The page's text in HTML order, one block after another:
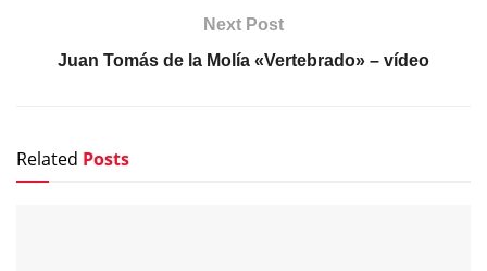
Next Post
Juan Tomás de la Molía «Vertebrado» – vídeo
Related Posts